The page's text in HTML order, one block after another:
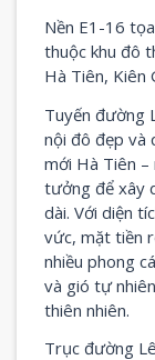
Nền E1-16
thuộc khu đô
Hà Tiên, Kiên
Tuyến đường
nội đô đẹp và
mới Hà Tiên
tưởng để xây
dài. Với diện
vức, mặt tiền
nhiều phong
và gió tự
thiên nhiên.
Trục đường